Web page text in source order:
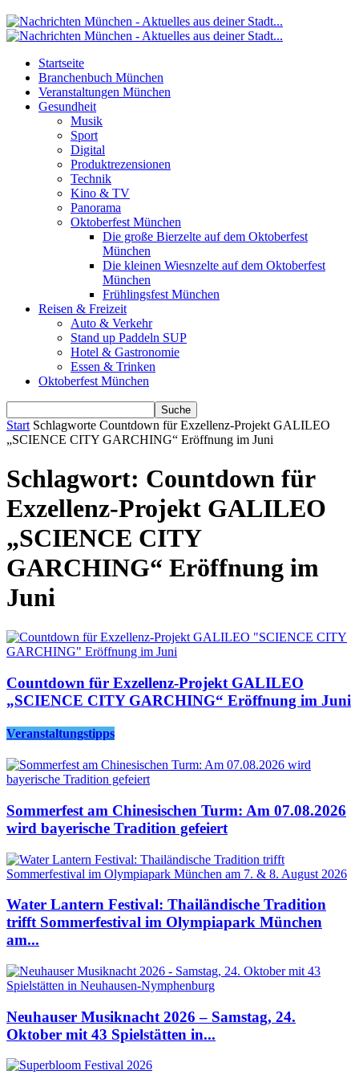
Startseite
Branchenbuch München
Veranstaltungen München
Gesundheit
Musik
Sport
Digital
Produktrezensionen
Technik
Kino & TV
Panorama
Oktoberfest München
Die große Bierzelte auf dem Oktoberfest
München
Die kleinen Wiesnzelte auf dem Oktoberfest
München
Frühlingsfest München
Reisen & Freizeit
Auto & Verkehr
Stand up Paddeln SUP
Hotel & Gastronomie
Essen & Trinken
Oktoberfest München
Start Schlagworte Countdown für Exzellenz-Projekt GALILEO
„SCIENCE CITY GARCHING“ Eröffnung im Juni
Schlagwort: Countdown für
Exzellenz-Projekt GALILEO
„SCIENCE CITY
GARCHING“ Eröffnung im
Juni
Countdown für Exzellenz-Projekt GALILEO
„SCIENCE CITY GARCHING“ Eröffnung im Juni
Veranstaltungstipps
Sommerfest am Chinesischen Turm: Am 07.08.2026
wird bayerische Tradition gefeiert
Water Lantern Festival: Thailändische Tradition
trifft Sommerfestival im Olympiapark München
am...
Neuhauser Musiknacht 2026 – Samstag, 24.
Oktober mit 43 Spielstätten in...